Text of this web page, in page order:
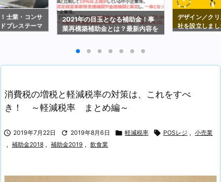
士業・コンサ
プレステーマ
2021年の目玉となる補助金！事
業再構築補助金とは？最新内容を
デザイン／ク
社を設立しま
消費税の増税と軽減税率の対策は、これをすべ
き！ ～軽減税率 まとめ編～
 2019年7月22日  2019年8月6日  軽減税率  POSレジ , 小売業
, 補助金2018 , 補助金2019 , 飲食業